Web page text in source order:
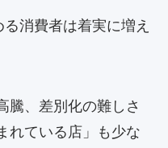
消費者は着実に増え
騰、差別化の難しさ
れている店」も少な